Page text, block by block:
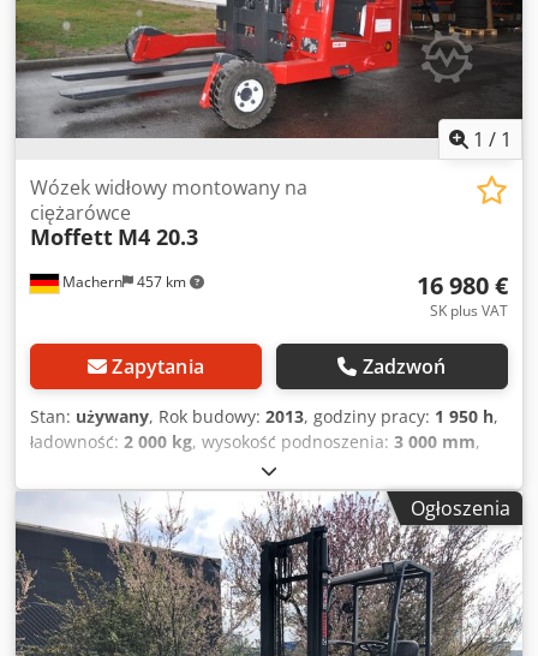
1 / 1
Machern 457 km
Wózek widłowy montowany na
ciężarówce
Moffett M4 20.3
16 980 €
SK plus VAT
Zapytania Zadzwoń
Stan: używany, Rok budowy: 2013, godziny pracy: 1 950 h,
ładowność: 2 000 kg, wysokość podnoszenia: 3 000 mm,
, długość wideł:
własna:1 986 kg, typ napędu:Diesel, Wózek widłowy
montowany na ciężarówce Środek ciężkości ładunku: 600
Szerokość wideł: 170 mm Grubość wideł: 55 mm Typ
masztu: Standardowy Skrzynia biegów: Hydrostat Stan
techniczny: dobry Typ opon przednich: Superelastic Opony
przednie Rozmiar: 18x7-8 Stan opon przednich: 60-80%
Opony tylne Typ: pneumatyczne Opony tylne Rozmiar:
Ogłoszenia